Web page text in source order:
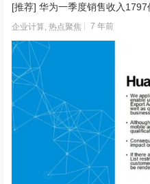
[推荐] 华为一季度销售收入
企业计算 ,热点聚焦 7 年前